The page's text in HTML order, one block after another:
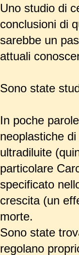
Uno studio di
conclusioni di
sarebbe un
attuali
Sono state
In poche
neoplastiche
ultradiluite
particolare
specificato
crescita (un
morte.
Sono state
regolano